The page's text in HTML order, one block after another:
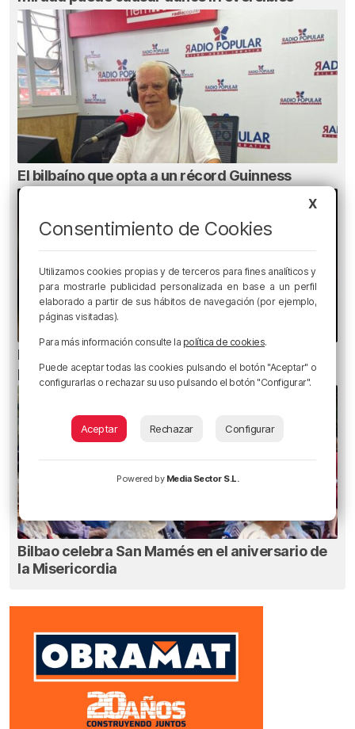
El bilbaíno que opta a un récord Guinness
Ni gafas de sol ni radiografías: los errores que
pueden dañar la retina durante el eclipse
Bilbao celebra San Mamés en el aniversario de
la Misericordia
X
Consentimiento de Cookies
Utilizamos cookies propias y de terceros para fines analíticos y
para mostrarle publicidad personalizada en base a un perfil
elaborado a partir de sus hábitos de navegación (por ejemplo,
páginas visitadas).
Para más información consulte la política de cookies.
Puede aceptar todas las cookies pulsando el botón "Aceptar" o
configurarlas o rechazar su uso pulsando el botón "Configurar".
Aceptar Rechazar Configurar
Powered by Media Sector S.L.